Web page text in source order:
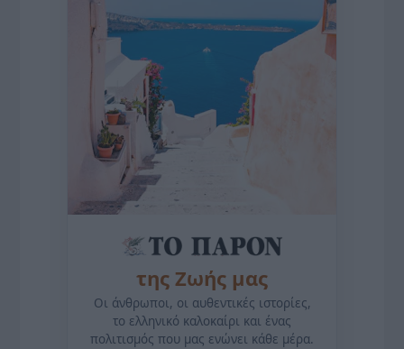
της Ζωής μας
Οι άνθρωποι, οι αυθεντικές ιστορίες,
το ελληνικό καλοκαίρι και ένας
πολιτισμός που μας ενώνει κάθε μέρα.